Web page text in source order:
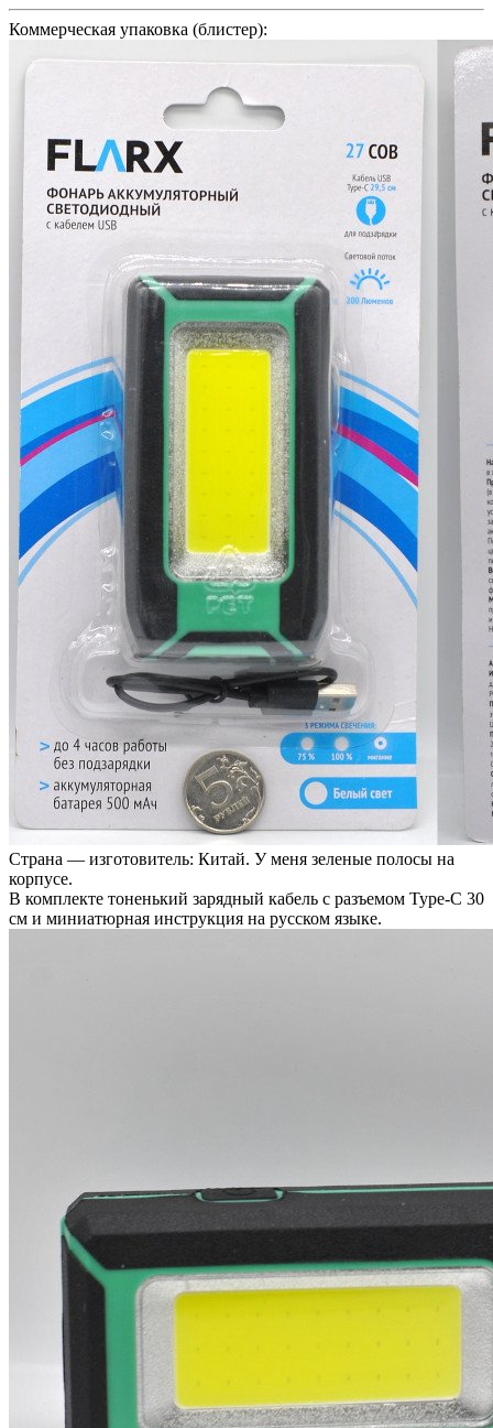
Коммерческая упаковка (блистер):
Страна — изготовитель: Китай. У меня зеленые полосы на
корпусе.
В комплекте тоненький зарядный кабель с разъемом Type-C 30
см и миниатюрная инструкция на русском языке.